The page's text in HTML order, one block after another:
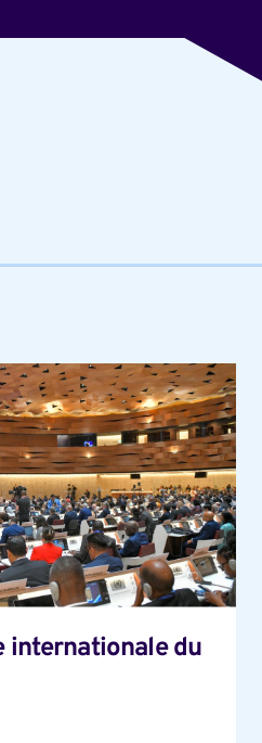
internationale du